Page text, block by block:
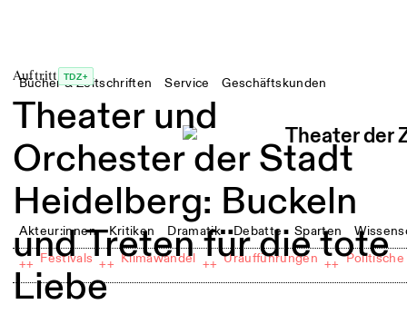
Bücher & Zeitschriften Service Geschäftskunden
Akteur:innen Kritiken Dramatik Debatte Sparten
++ Festivals ++ Klimawandel ++ Uraufführungen ++
Auftritt TDZ+
Theater und
Orchester der Stadt
Heidelberg: Buckeln
und Treten für die tote
Liebe